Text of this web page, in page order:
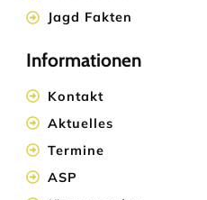
Jagd Fakten
Informationen
Kontakt
Aktuelles
Termine
ASP